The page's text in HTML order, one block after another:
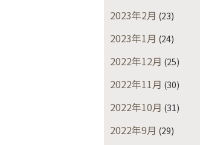
2023年2月 (23)
2023年1月 (24)
2022年12月 (25)
2022年11月 (30)
2022年10月 (31)
2022年9月 (29)